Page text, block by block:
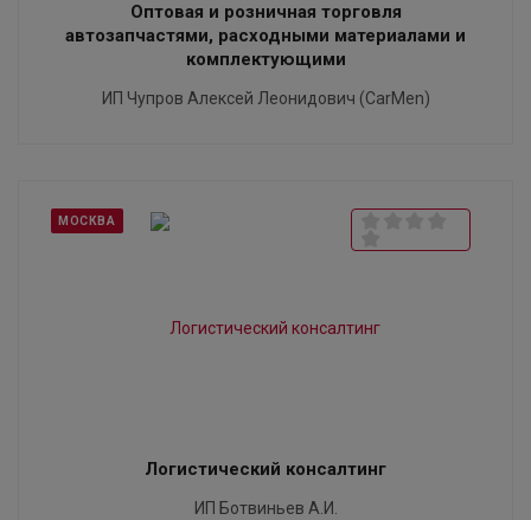
Оптовая и розничная торговля
автозапчастями, расходными материалами и
комплектующими
ИП Чупров Алексей Леонидович (CarMen)
МОСКВА
Логистический консалтинг
ИП Ботвиньев А.И.